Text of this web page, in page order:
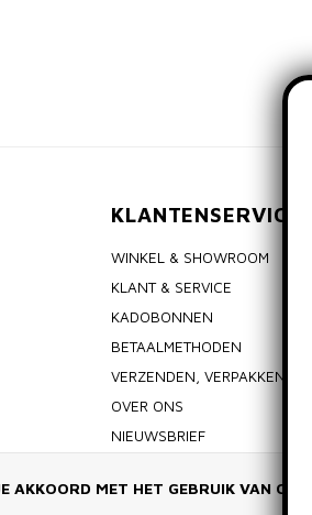
KLANTENSERVICE
WINKEL & SHOWROOM
KLANT & SERVICE
KADOBONNEN
BETAALMETHODEN
VERZENDEN, VERPAKKEN &
OVER ONS
NIEUWSBRIEF
PRIVACY POLICY
MET HET GEBRUIK VAN